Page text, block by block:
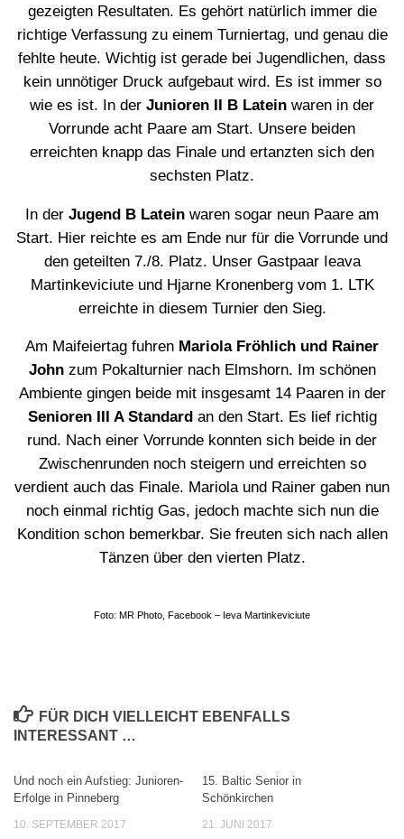
gezeigten Resultaten. Es gehört natürlich immer die
richtige Verfassung zu einem Turniertag, und genau die
fehlte heute. Wichtig ist gerade bei Jugendlichen, dass
kein unnötiger Druck aufgebaut wird. Es ist immer so
wie es ist. In der Junioren II B Latein waren in der
Vorrunde acht Paare am Start. Unsere beiden
erreichten knapp das Finale und ertanzten sich den
sechsten Platz.
In der Jugend B Latein waren sogar neun Paare am
Start. Hier reichte es am Ende nur für die Vorrunde und
den geteilten 7./8. Platz. Unser Gastpaar Ieava
Martinkeviciute und Hjarne Kronenberg vom 1. LTK
erreichte in diesem Turnier den Sieg.
Am Maifeiertag fuhren Mariola Fröhlich und Rainer
Johnzum Pokalturnier nach Elmshorn. Im schönen
Ambiente gingen beide mit insgesamt 14 Paaren in der
Senioren III A Standard an den Start. Es lief richtig
rund. Nach einer Vorrunde konnten sich beide in der
Zwischenrunden noch steigern und erreichten so
verdient auch das Finale. Mariola und Rainer gaben nun
noch einmal richtig Gas, jedoch machte sich nun die
Kondition schon bemerkbar. Sie freuten sich nach allen
Tänzen über den vierten Platz.
Foto: MR Photo, Facebook – Ieva Martinkeviciute
FÜR DICH VIELLEICHT EBENFALLS
INTERESSANT …
Und noch ein Aufstieg: Junioren-
Erfolge in Pinneberg
10. SEPTEMBER 2017
15. Baltic Senior in
Schönkirchen
21. JUNI 2017